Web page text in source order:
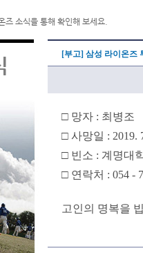
소식을 통해 확인해 보세요.
[부고] 삼성 라이온즈
□ 망자 : 최병조
□ 사망일 : 2019.
□ 빈소 : 계명대
□ 연락처 : 054 -
고인의 명복을